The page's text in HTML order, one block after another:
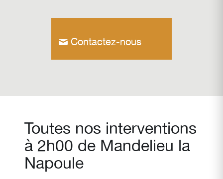
Contactez-nous
Toutes nos interventions
à 2h00 de Mandelieu la
Napoule